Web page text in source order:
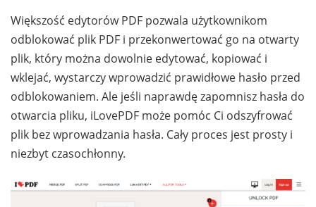
Większość edytorów PDF pozwala użytkownikom
odblokować plik PDF i przekonwertować go na otwarty
plik, który można dowolnie edytować, kopiować i
wklejać, wystarczy wprowadzić prawidłowe hasło przed
odblokowaniem. Ale jeśli naprawdę zapomnisz hasła do
otwarcia pliku, iLovePDF może pomóc Ci odszyfrować
plik bez wprowadzania hasła. Cały proces jest prosty i
niezbyt czasochłonny.